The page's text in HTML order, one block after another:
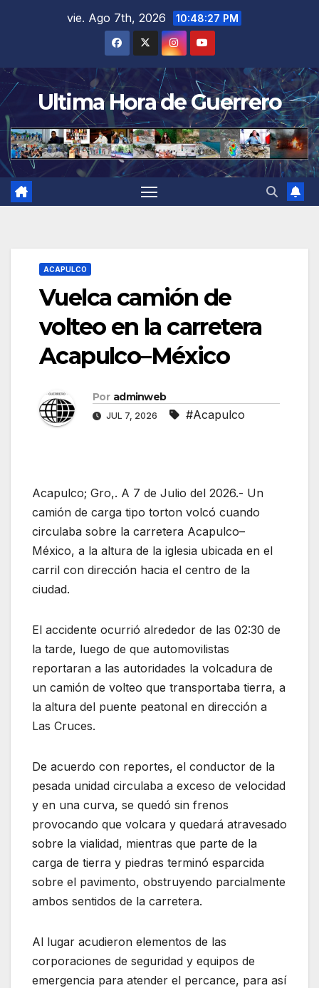
vie. Ago 7th, 2026 10:48:27 PM
Ultima Hora de Guerrero
ACAPULCO
Vuelca camión de
volteo en la carretera
Acapulco–México
Por adminweb
JUL 7, 2026 #Acapulco
Acapulco; Gro,. A 7 de Julio del 2026.- Un
camión de carga tipo torton volcó cuando
circulaba sobre la carretera Acapulco–
México, a la altura de la iglesia ubicada en el
carril con dirección hacia el centro de la
ciudad.
El accidente ocurrió alrededor de las 02:30 de
la tarde, luego de que automovilistas
reportaran a las autoridades la volcadura de
un camión de volteo que transportaba tierra, a
la altura del puente peatonal en dirección a
Las Cruces.
De acuerdo con reportes, el conductor de la
pesada unidad circulaba a exceso de velocidad
y en una curva, se quedó sin frenos
provocando que volcara y quedará atravesado
sobre la vialidad, mientras que parte de la
carga de tierra y piedras terminó esparcida
sobre el pavimento, obstruyendo parcialmente
ambos sentidos de la carretera.
Al lugar acudieron elementos de las
corporaciones de seguridad y equipos de
emergencia para atender el percance, para así